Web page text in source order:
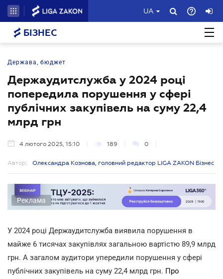
UA
БІЗНЕС
Держава, бюджет
Держаудитслужба у 2024 році
попередила порушення у сфері
публічних закупівель на суму 22,4
млрд грн
4 лютого 2025, 15:10 189 0
Автор: Олександра Кознова, головний редактор LIGA ZAKON Бізнес
Реклама
У 2024 році Держаудитслужба виявила порушення в
майже 6 тисячах закупівлях загальною вартістю 89,9 млрд
грн. А загалом аудитори упередили порушення у сфері
публічних закупівель на суму 22,4 млрд грн. Про